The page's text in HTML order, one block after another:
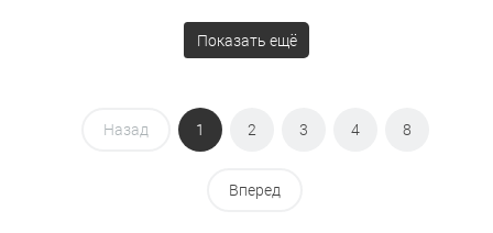
Показать ещё
Назад 1 2 3 4 8
Вперед